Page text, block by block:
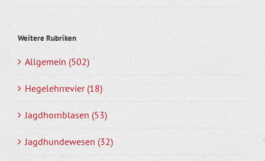
Weitere Rubriken
Allgemein (502)
Hegelehrrevier (18)
Jagdhornblasen (53)
Jagdhundewesen (32)